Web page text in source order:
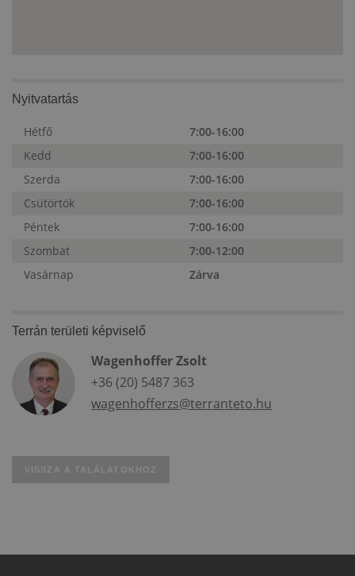
Nyitvatartás
Hétfő
7:00-16:00
Kedd
7:00-16:00
Szerda
7:00-16:00
Csütörtök
7:00-16:00
Péntek
7:00-16:00
Szombat
7:00-12:00
Vasárnap
Zárva
Terrán területi képviselő
Wagenhoffer Zsolt
+36 (20) 5487 363
wagenhofferzs@terranteto.hu
VISSZA A TALÁLATOKHOZ